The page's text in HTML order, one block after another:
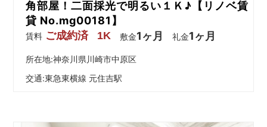
角部屋！二面採光で明るい１Ｋ♪【リノベ賃
貸 No.mg00181】
賃料 ご成約済 1K 敷金1ヶ月 礼金1ヶ月
所在地:神奈川県川崎市中原区
交通:東急東横線 元住吉駅